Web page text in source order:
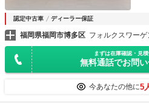
認定中古車 ディーラー保証
福岡県福岡市博多区
まずは在庫確認・見
無料通話でお問
今あなたの他に5